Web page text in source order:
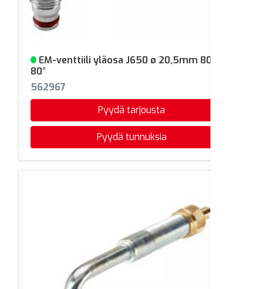
Varastossa
EM-venttiili yläosa J650 ø 20,5mm 80mm
80°
562967
Pyydä tarjousta
Pyydä tunnuksia